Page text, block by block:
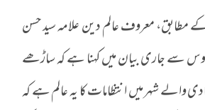
مطابق، معروف عالم دین علامہ سید حسن
سے جاری بیان میں کہنا ہے کہ ساڑھے
والے شہر میں انتظامات کا یہ عالم ہے کہ